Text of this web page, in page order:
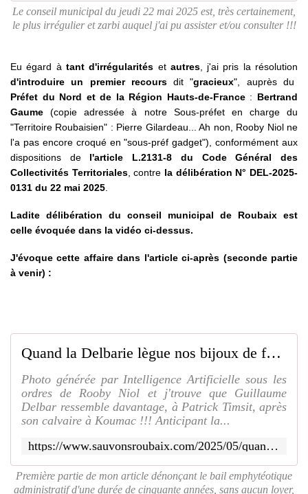
Le conseil municipal du jeudi 22 mai 2025 est, très certainement,
le plus irrégulier et zarbi auquel j'ai pu assister et/ou consulter !!!
Eu égard à tant d'irrégularités etautres, j'ai pris la résolution
d'introduire un premier recoursdit "gracieux", auprès du
Préfet du Nord et de la Région Hauts-de-France: Bertrand
Gaume (copie adressée à notre Sous-préfet en charge du
"Territoire Roubaisien" : Pierre Gilardeau... Ah non, Rooby Niol ne
l'a pas encore croqué en "sous-préf gadget"), conformément aux
dispositions del'article L.2131-8 du Code Général des
Collectivités Territoriales, contre la délibération N° DEL-2025-
0131 du 22 mai 2025
Ladite délibération du conseil municipal de Roubaix est
celle évoquée dans la vidéo ci-dessus.
J'évoque cette affaire dans l'article ci-après (seconde partie
à venir) :
Quand la Delbarie lègue nos bijoux de famille, ça me casse les roubignoles... Ouille Ouille !!! Pas vous ??? (Première Partie) - SAUVONS ROUBAIX
Photo générée par Intelligence Artificielle sous les
ordres de Rooby Niol et j'trouve que Guillaume
Delbar ressemble davantage, à Patrick Timsit, après
son calvaire à Koumac !!! Anticipant la...
https://www.sauvonsroubaix.com/2025/05/quand-la-delbarie-legue-nos-bijoux-de-famille-ca-me-casse-les-roubignoles.ouille-ouille-pas-vous-premiere-partie.html
Première partie de mon article dénonçant le bail emphytéotique
administratif d'une durée de cinquante années, sans aucun loyer,